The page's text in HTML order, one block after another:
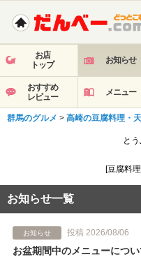
お店
トップ
お知らせ
おすすめ
レビュー
メニュー
群馬のグルメ > 高崎の豆腐料理・
と
[豆腐料
お知らせ一覧
お知らせ 投稿 2026/08/06
お盆期間中のメニューにつ